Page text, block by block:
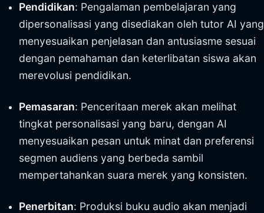
Pendidikan: Pengalaman pembelajaran yang
dipersonalisasi yang disediakan oleh tutor AI yang
menyesuaikan penjelasan dan antusiasme sesuai
dengan pemahaman dan keterlibatan siswa akan
merevolusi pendidikan.
Pemasaran: Penceritaan merek akan melihat
tingkat personalisasi yang baru, dengan AI
menyesuaikan pesan untuk minat dan preferensi
segmen audiens yang berbeda sambil
mempertahankan suara merek yang konsisten.
Penerbitan: Produksi buku audio akan menjadi